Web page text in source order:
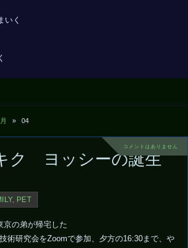
いく
» 04
コメントはありません
ク ヨッシーの誕生
, PET
京の弟が帰宅した
術研究会をZoomで参加、夕方の16:30まで、や